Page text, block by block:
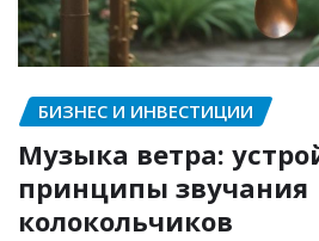
БИЗНЕС И ИНВЕСТИЦИИ
Музыка ветра:
принципы звучания
колокольчиков